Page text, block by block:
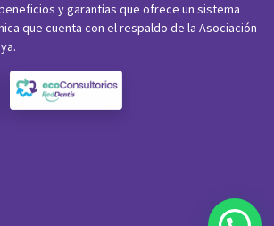
y garantías que ofrece un sistema
que cuenta con el respaldo de la Asociación